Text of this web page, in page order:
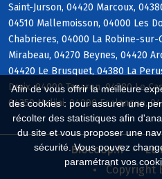
Afin de vous offrir la meilleure
des cookies : pour assurer une
récolter des statistiques afin
du site et vous proposer une
sécurité. Vous pouvez
paramétrant vos
Saint-Jurson, 04420 Marcoux,
04510 Mallemoisson, 04000 Les
Chabrieres, 04000 La Robine-sur-
Mirabeau, 04270 Beynes, 04420
04420 Le Brusquet, 04380 La
Draix, 04000 Tanaron, 04380 Le
04350 Malijai, 04000 Esclangon,
Biocoop.fr
Le
Copyright